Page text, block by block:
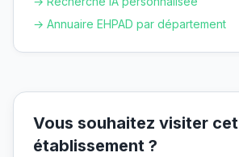
→ Annuaire EHPAD par département
Vous souhaitez visiter cet
établissement ?